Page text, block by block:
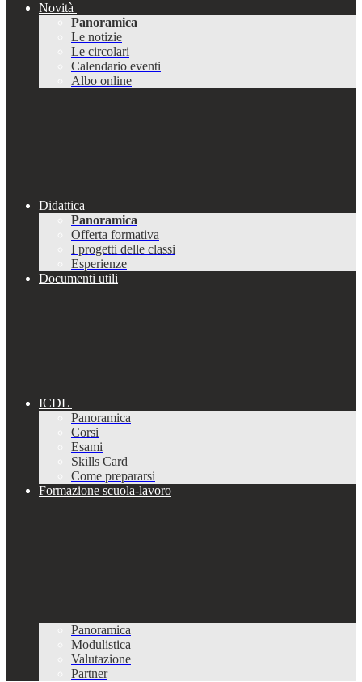
Novità
Panoramica
Le notizie
Le circolari
Calendario eventi
Albo online
Didattica
Panoramica
Offerta formativa
I progetti delle classi
Esperienze
Documenti utili
ICDL
Panoramica
Corsi
Esami
Skills Card
Come prepararsi
Formazione scuola-lavoro
Panoramica
Modulistica
Valutazione
Partner